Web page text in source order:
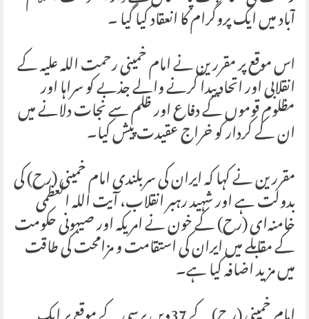
آباد میں ایک پروگرام کا انعقاد کیا گیا ۔
اس موقع پر مقررین نے امام خمینی رحمت اللہ علیہ کے
انقلابی اور اتحاد پیدا کرنے والے جذبے کو سراہا اور
مظلوم قوموں کے دفاع اور ظلم سے نجات دلانے میں
ان کے کردار کو خراج عقیدت پیش کیا۔
مقررین نے کہا کہ ایران کی سربلندی امام خمینی (رح) کی
بدولت ہے اور شہید رہبر انقلاب، آیت اللہ العظمی
خامنہ‌ای (رح) کے خون نے امریکہ اور صیہونی حکومت
کے مقابلے میں ایران کی استقامت و مزامحت کی طاقت
میں مزید اضافہ کیا ہے۔